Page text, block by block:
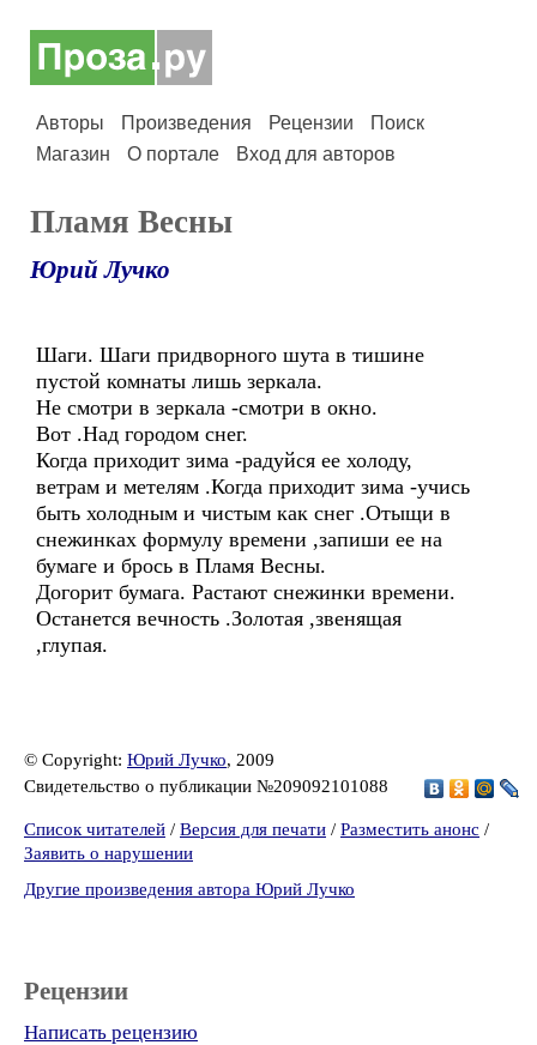
Авторы Произведения Рецензии
Поиск
Магазин
О портале Вход для авторов
Пламя Весны
Юрий Лучко
Шаги. Шаги придворного шута в тишине
пустой комнаты лишь зеркала.
Не смотри в зеркала -смотри в окно.
Вот .Над городом снег.
Когда приходит зима -радуйся ее холоду,
ветрам и метелям .Когда приходит зима -учись
быть холодным и чистым как снег .Отыщи в
снежинках формулу времени ,запиши ее на
бумаге и брось в Пламя Весны.
Догорит бумага. Растают снежинки времени.
Останется вечность .Золотая ,звенящая
,глупая.
© Copyright: Юрий Лучко, 2009
Свидетельство о публикации №209092101088
Список читателей / Версия для печати / Разместить анонс /
Заявить о нарушении
Другие произведения автора Юрий Лучко
Рецензии
Написать рецензию